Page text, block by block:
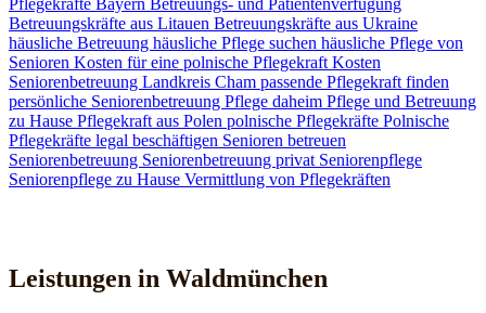
Betreuungskräfte aus Litauen Betreuungskräfte aus Ukraine
häusliche Betreuung häusliche Pflege suchen häusliche Pflege von
Senioren Kosten für eine polnische Pflegekraft Kosten
Seniorenbetreuung Landkreis Cham passende Pflegekraft finden
persönliche Seniorenbetreuung Pflege daheim Pflege und Betreuung
zu Hause Pflegekraft aus Polen polnische Pflegekräfte Polnische
Pflegekräfte legal beschäftigen Senioren betreuen
Seniorenbetreuung Seniorenbetreuung privat Seniorenpflege
Seniorenpflege zu Hause Vermittlung von Pflegekräften
Leistungen in Waldmünchen